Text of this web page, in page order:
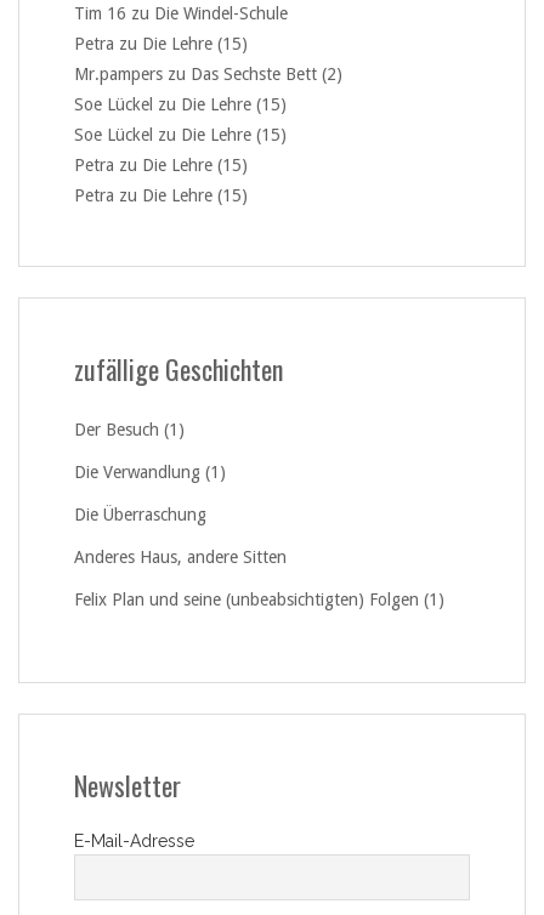
Tim 16 zu Die Windel-Schule
Petra zu Die Lehre (15)
Mr.pampers zu Das Sechste Bett (2)
Soe Lückel zu Die Lehre (15)
Soe Lückel zu Die Lehre (15)
Petra zu Die Lehre (15)
Petra zu Die Lehre (15)
zufällige Geschichten
Der Besuch (1)
Die Verwandlung (1)
Die Überraschung
Anderes Haus, andere Sitten
Felix Plan und seine (unbeabsichtigten) Folgen (1)
Newsletter
E-Mail-Adresse